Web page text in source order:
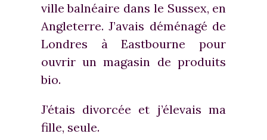
ville balnéaire dans le Sussex, en
Angleterre. J’avais déménagé de
Londres à Eastbourne pour
ouvrir un magasin de produits
bio.
J’étais divorcée et j’élevais ma
fille, seule.